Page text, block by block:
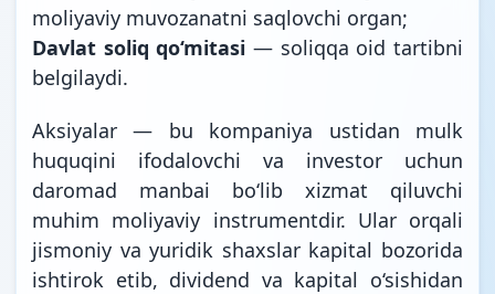
moliyaviy muvozanatni saqlovchi organ;
Davlat soliq qo‘mitasi — soliqqa oid tartibni
belgilaydi.
Aksiyalar — bu kompaniya ustidan mulk
huquqini ifodalovchi va investor uchun
daromad manbai bo‘lib xizmat qiluvchi
muhim moliyaviy instrumentdir. Ular orqali
jismoniy va yuridik shaxslar kapital bozorida
ishtirok etib, dividend va kapital o‘sishidan